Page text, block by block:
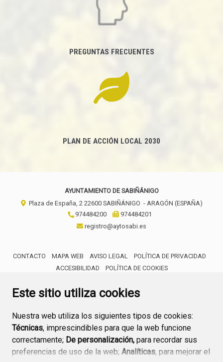
Este sitio utiliza cookies
Nuestra web utiliza los siguientes tipos de cookies:
Técnicas, imprescindibles para que la web funcione
correctamente; De personalización, para recordar sus
preferencias de uso de la web; Analíticas, para mejorar el
PREGUNTAS FRECUENTES
PLAN DE ACCIÓN LOCAL 2030
AYUNTAMIENTO DE SABIÑÁNIGO
Plaza de España, 2 22600 SABIÑÁNIGO - ARAGÓN (ESPAÑA)
974484200
974484201
registro@aytosabi.es
CONTACTO MAPA WEB AVISO LEGAL
POLÍTICA DE PRIVACIDAD
ACCESIBILIDAD
POLÍTICA DE COOKIES